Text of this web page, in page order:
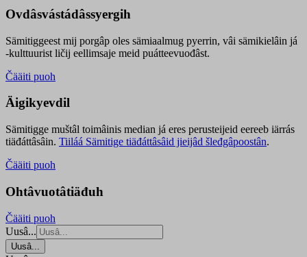
Ovdâsvástádâssyergih
Sämitiggeest mij porgâp oles sämiaalmug pyerrin, vâi sämikielâin já
-kulttuurist ličij eellimsaje meid puátteevuođâst.
Čääiti puoh
Äigikyevdil
Sämitigge muštâl toimâinis median já eres perusteijeid eereeb iärrás
tiäđáttâsâin. Tiiláá Sämitige tiäđáttâsâid jieijâd šleđgâpoostân.
Čääiti puoh
Ohtâvuotâtiäđuh
Čääiti puoh
Uusâ...
Uusâ...